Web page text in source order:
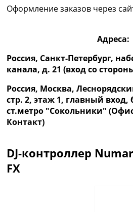
Оформление заказов через
Адреса:
Россия, Санкт-Петербург,
канала, д. 21 (вход со
Россия, Москва,
стр. 2, этаж 1, главный
ст.метро "Сокольники"
Контакт)
DJ-контроллер
FX